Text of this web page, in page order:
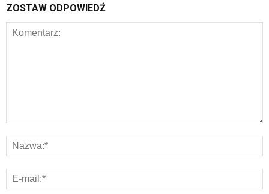
ZOSTAW ODPOWIEDŹ